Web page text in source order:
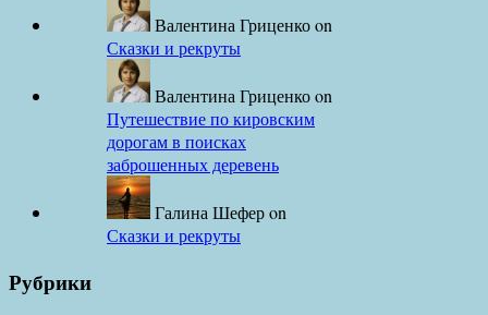
Валентина Гриценкоon
Сказки и рекруты
Валентина Гриценкоon
Путешествие по кировским
дорогам в поисках
заброшенных деревень
Галина Шеферon
Сказки и рекруты
Рубрики